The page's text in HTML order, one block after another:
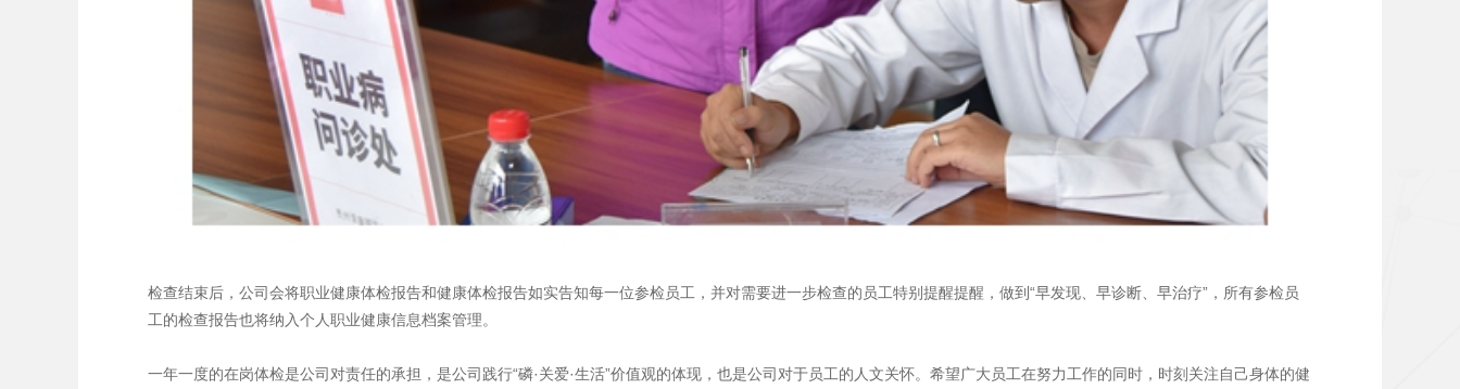
检查结束后，公司会将职业健康体检报告和健康体检报告如实告知每一位参检员工，并对需要进一步检查的员工特别提醒提醒，做到“早发现、早诊断、早治疗”，所有参检员
工的检查报告也将纳入个人职业健康信息档案管理。
一年一度的在岗体检是公司对责任的承担，是公司践行“磷·关爱·生活”价值观的体现，也是公司对于员工的人文关怀。希望广大员工在努力工作的同时，时刻关注自己身体的健